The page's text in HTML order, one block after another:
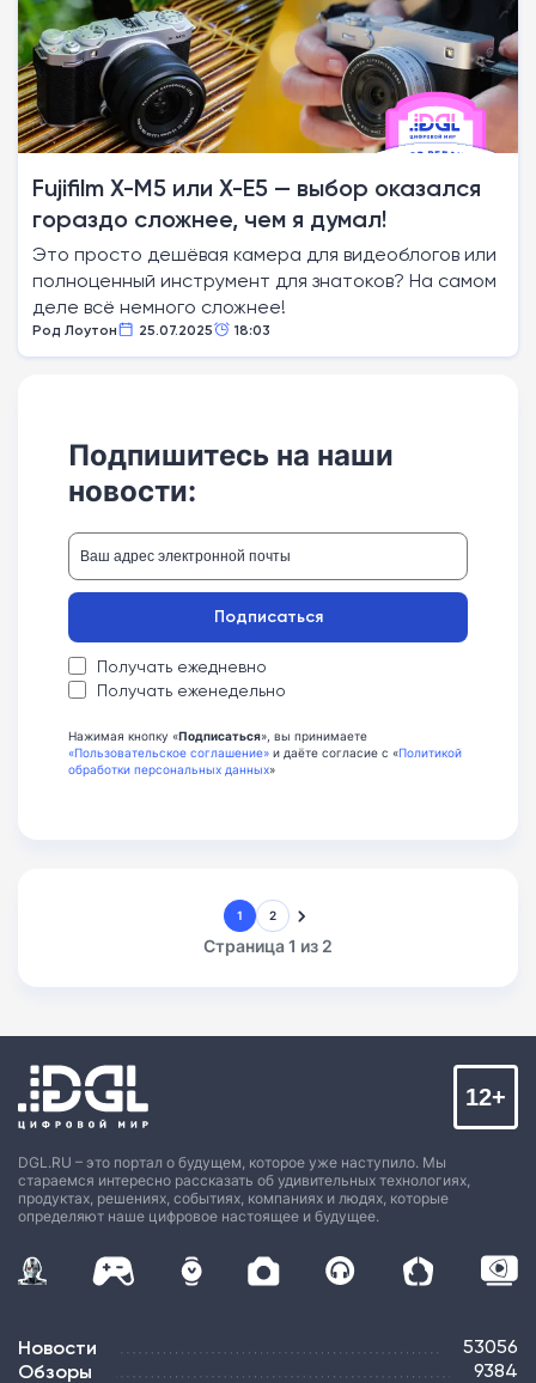
Fujifilm X-M5 или X-E5 — выбор оказался
гораздо сложнее, чем я думал!
Это просто дешёвая камера для видеоблогов или
полноценный инструмент для знатоков? На самом
деле всё немного сложнее!
Род Лоутон 25.07.2025 18:03
Подпишитесь на наши
новости:
Получать ежедневно
Получать еженедельно
Подписаться
Нажимая кнопку «Подписаться», вы принимаете
«Пользовательское соглашение» и даёте согласие с «Политикой
обработки персональных данных»
1 2
Страница 1 из 2
DGL.RU – это портал о будущем, которое уже наступило. Мы
стараемся интересно рассказать об удивительных технологиях,
продуктах, решениях, событиях, компаниях и людях, которые
определяют наше цифровое настоящее и будущее.
12+
Новости 53056
Обзоры 9384